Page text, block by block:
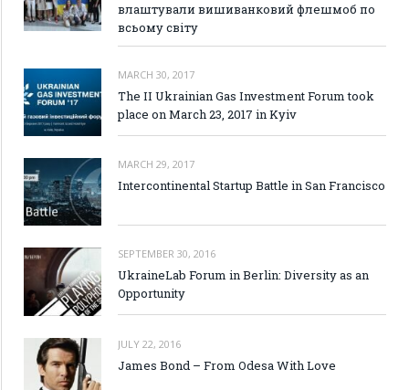
влаштували вишиванковий флешмоб по
всьому світу
MARCH 30, 2017
The II Ukrainian Gas Investment Forum took
place on March 23, 2017 in Kyiv
MARCH 29, 2017
Intercontinental Startup Battle in San Francisco
SEPTEMBER 30, 2016
UkraineLab Forum in Berlin: Diversity as an
Opportunity
JULY 22, 2016
James Bond – From Odesa With Love